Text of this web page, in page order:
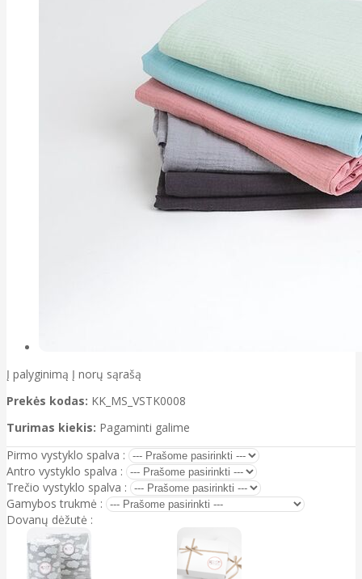
Į palyginimą Į norų sąrašą
Prekės kodas: KK_MS_VSTK0008
Turimas kiekis: Pagaminti galime
Pirmo vystyklo spalva :
Antro vystyklo spalva :
Trečio vystyklo spalva :
Gamybos trukmė :
Dovanų dėžutė :